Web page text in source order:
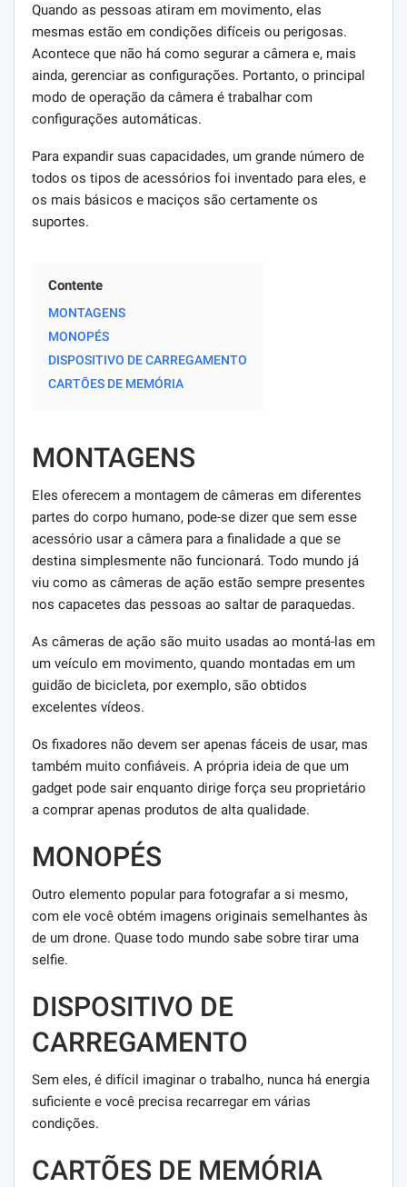
Quando as pessoas atiram em movimento, elas
mesmas estão em condições difíceis ou perigosas.
Acontece que não há como segurar a câmera e, mais
ainda, gerenciar as configurações. Portanto, o principal
modo de operação da câmera é trabalhar com
configurações automáticas.
Para expandir suas capacidades, um grande número de
todos os tipos de acessórios foi inventado para eles, e
os mais básicos e maciços são certamente os
suportes.
Contente
MONTAGENS
MONOPÉS
DISPOSITIVO DE CARREGAMENTO
CARTÕES DE MEMÓRIA
MONTAGENS
Eles oferecem a montagem de câmeras em diferentes
partes do corpo humano, pode-se dizer que sem esse
acessório usar a câmera para a finalidade a que se
destina simplesmente não funcionará. Todo mundo já
viu como as câmeras de ação estão sempre presentes
nos capacetes das pessoas ao saltar de paraquedas.
As câmeras de ação são muito usadas ao montá-las em
um veículo em movimento, quando montadas em um
guidão de bicicleta, por exemplo, são obtidos
excelentes vídeos.
Os fixadores não devem ser apenas fáceis de usar, mas
também muito confiáveis. A própria ideia de que um
gadget pode sair enquanto dirige força seu proprietário
a comprar apenas produtos de alta qualidade.
MONOPÉS
Outro elemento popular para fotografar a si mesmo,
com ele você obtém imagens originais semelhantes às
de um drone. Quase todo mundo sabe sobre tirar uma
selfie.
DISPOSITIVO DE
CARREGAMENTO
Sem eles, é difícil imaginar o trabalho, nunca há energia
suficiente e você precisa recarregar em várias
condições.
CARTÕES DE MEMÓRIA